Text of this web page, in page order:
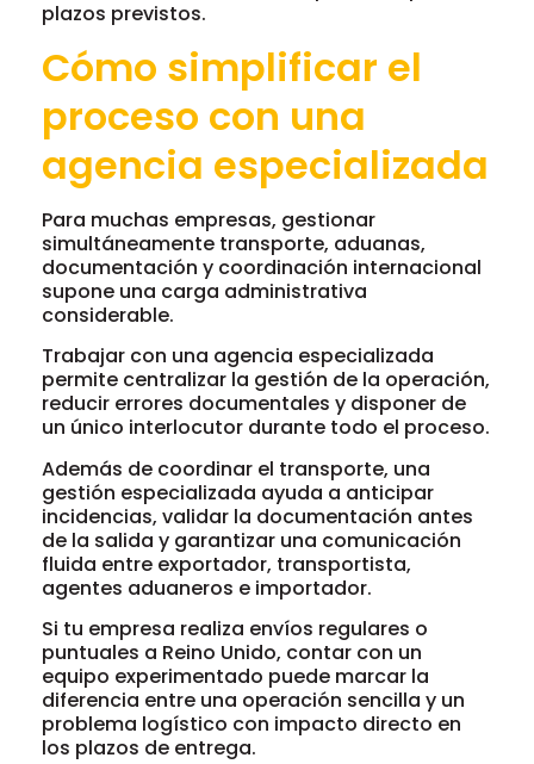
plazos previstos.
Cómo simplificar el
proceso con una
agencia especializada
Para muchas empresas, gestionar
simultáneamente transporte, aduanas,
documentación y coordinación internacional
supone una carga administrativa
considerable.
Trabajar con una agencia especializada
permite centralizar la gestión de la operación,
reducir errores documentales y disponer de
un único interlocutor durante todo el proceso.
Además de coordinar el transporte, una
gestión especializada ayuda a anticipar
incidencias, validar la documentación antes
de la salida y garantizar una comunicación
fluida entre exportador, transportista,
agentes aduaneros e importador.
Si tu empresa realiza envíos regulares o
puntuales a Reino Unido, contar con un
equipo experimentado puede marcar la
diferencia entre una operación sencilla y un
problema logístico con impacto directo en
los plazos de entrega.